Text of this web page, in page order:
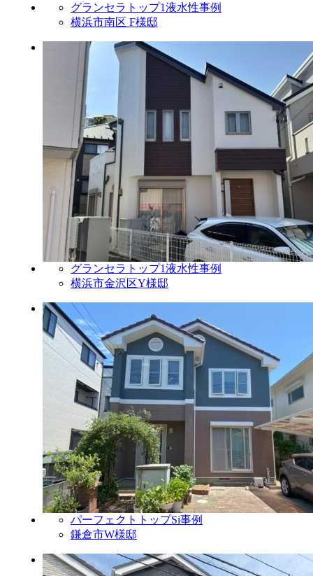
グランセラトップ1液水性事例
横浜市南区 F様邸
グランセラトップ1液水性事例
横浜市金沢区Y様邸
パーフェクトトップSi事例
鎌倉市W様邸